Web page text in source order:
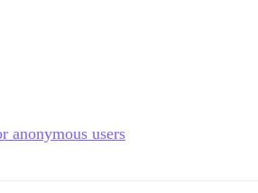
anonymous users